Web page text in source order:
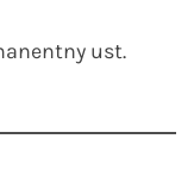
ust.